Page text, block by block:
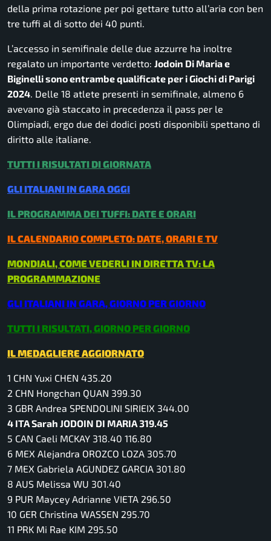
della prima rotazione per poi gettare tutto all’aria con ben
tre tuffi al di sotto dei 40 punti.
L’accesso in semifinale delle due azzurre ha inoltre
regalato un importante verdetto: Jodoin Di Maria e
Biginelli sono entrambe qualificate per i Giochi di Parigi
2024. Delle 18 atlete presenti in semifinale, almeno 6
avevano già staccato in precedenza il pass per le
Olimpiadi, ergo due dei dodici posti disponibili spettano di
diritto alle italiane.
TUTTI I RISULTATI DI GIORNATA
GLI ITALIANI IN GARA OGGI
IL PROGRAMMA DEI TUFFI: DATE E ORARI
IL CALENDARIO COMPLETO: DATE, ORARI E TV
MONDIALI, COME VEDERLI IN DIRETTA TV: LA
PROGRAMMAZIONE
GLI ITALIANI IN GARA, GIORNO PER GIORNO
TUTTI I RISULTATI, GIORNO PER GIORNO
IL MEDAGLIERE AGGIORNATO
1 CHN Yuxi CHEN 435.20
2 CHN Hongchan QUAN 399.30
3 GBR Andrea SPENDOLINI SIRIEIX 344.00
4 ITA Sarah JODOIN DI MARIA 319.45
5 CAN Caeli MCKAY 318.40 116.80
6 MEX Alejandra OROZCO LOZA 305.70
7 MEX Gabriela AGUNDEZ GARCIA 301.80
8 AUS Melissa WU 301.40
9 PUR Maycey Adrianne VIETA 296.50
10 GER Christina WASSEN 295.70
11 PRK Mi Rae KIM 295.50